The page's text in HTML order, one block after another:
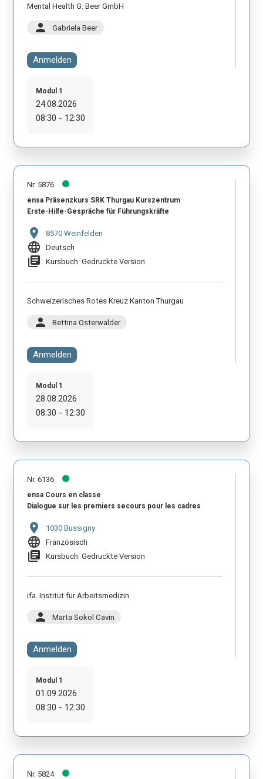
Mental Health G. Beer GmbH
person Gabriela Beer
Anmelden
Modul 1
24.08.2026
08:30 - 12:30
Nr. 5876
ensa Präsenzkurs SRK Thurgau Kurszentrum
Erste-Hilfe-Gespräche für Führungskräfte
location_on 8570 Weinfelden
language Deutsch
library_books Kursbuch: Gedruckte Version
Schweizerisches Rotes Kreuz Kanton Thurgau
person Bettina Osterwalder
Anmelden
Modul 1
28.08.2026
08:30 - 12:30
Nr. 6136
ensa Cours en classe
Dialogue sur les premiers secours pour les cadres
location_on 1030 Bussigny
language Französisch
library_books Kursbuch: Gedruckte Version
ifa. Institut für Arbeitsmedizin
person Marta Sokol Cavin
Anmelden
Modul 1
01.09.2026
08:30 - 12:30
Nr. 5824